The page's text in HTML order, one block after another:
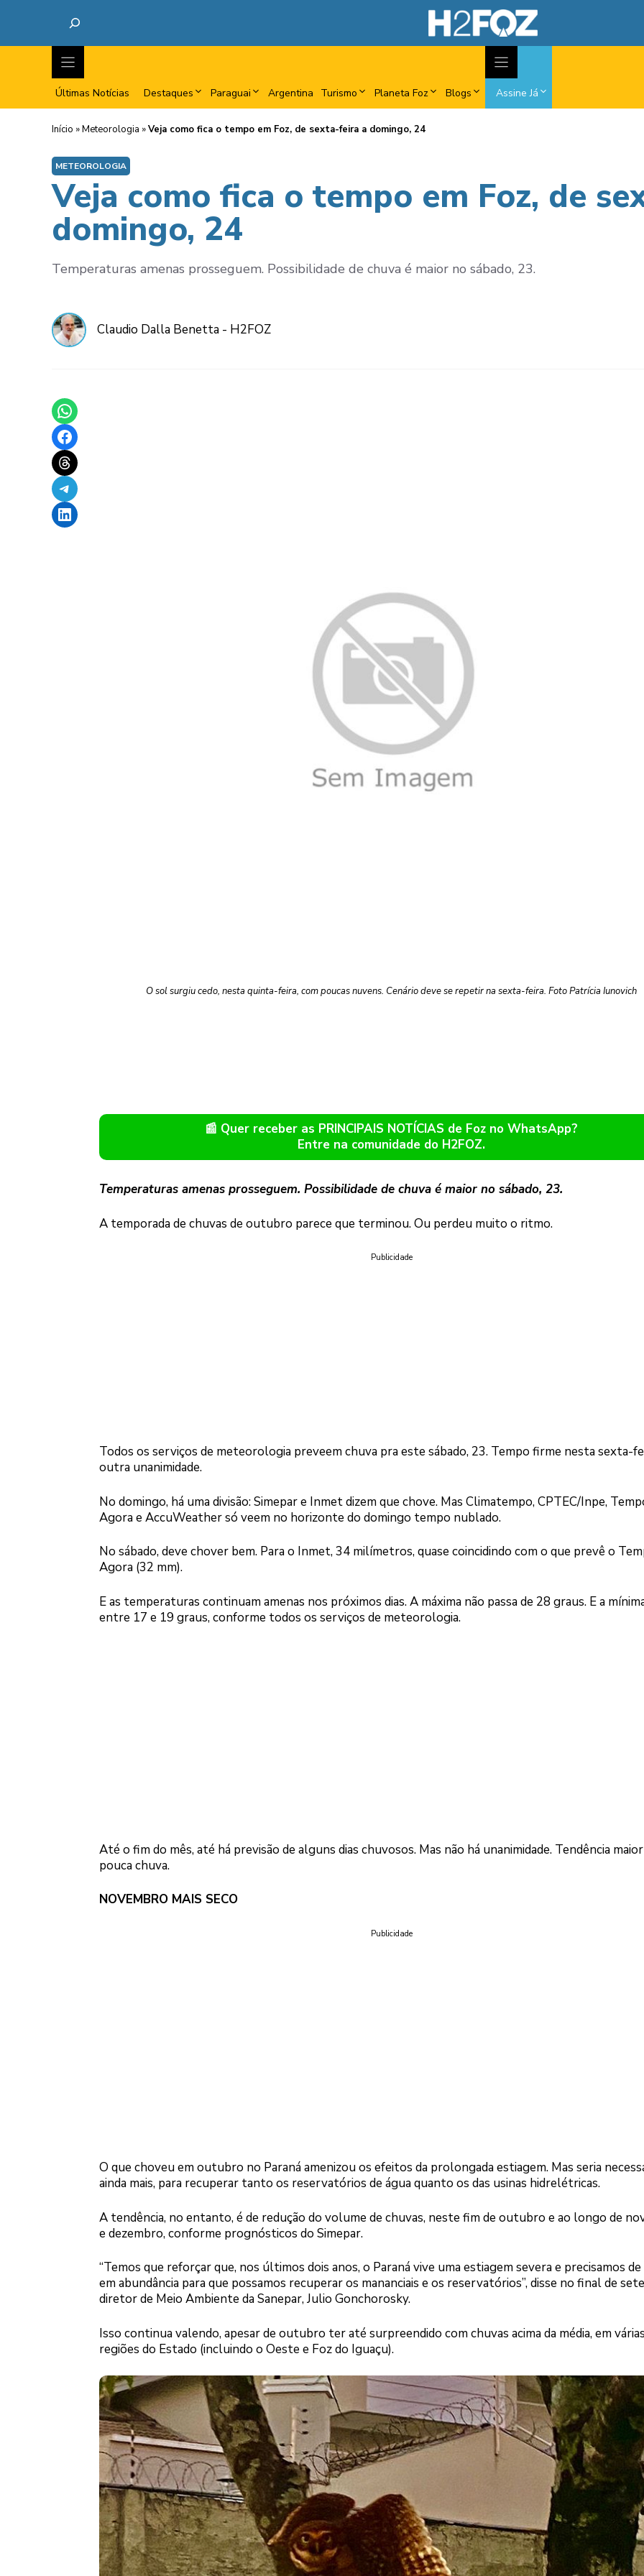
Últimas Notícias Destaques Paraguai Argentina Turismo Planeta Foz Blogs Assine Já
Início »Meteorologia »Veja como fica o tempo em Foz, de sexta-feira a domingo, 24
METEOROLOGIA
Veja como fica o tempo em Foz, de
domingo, 24
Temperaturas amenas prosseguem. Possibilidade de chuva é maior no sábado, 23.
Claudio Dalla Benetta - H2FOZ
Share on WhatsApp
Share on Facebook
Share on Threads
Share on Telegram
Share on LinkedIn
O sol surgiu cedo, nesta quinta-feira, com poucas nuvens. Cenário deve se repetir na sexta-feira. Foto Patrícia Iunovich
📰 Quer receber as PRINCIPAIS NOTÍCIAS de Foz no WhatsApp?
Entre na comunidade do H2FOZ.
Temperaturas amenas prosseguem. Possibilidade de chuva é maior no sábado, 23.
A temporada de chuvas de outubro parece que terminou. Ou perdeu muito o ritmo.
Publicidade
Todos os serviços de meteorologia preveem chuva pra este sábado, 23. Tempo firme nesta sexta-
outra unanimidade.
No domingo, há uma divisão: Simepar e Inmet dizem que chove. Mas Climatempo, CPTEC/Inpe,
Agora e AccuWeather só veem no horizonte do domingo tempo nublado.
No sábado, deve chover bem. Para o Inmet, 34 milímetros, quase coincidindo com o que prevê o
Agora (32 mm).
E as temperaturas continuam amenas nos próximos dias. A máxima não passa de 28 graus. E a
entre 17 e 19 graus, conforme todos os serviços de meteorologia.
Até o fim do mês, até há previsão de alguns dias chuvosos. Mas não há unanimidade. Tendência
pouca chuva.
NOVEMBRO MAIS SECO
Publicidade
O que choveu em outubro no Paraná amenizou os efeitos da prolongada estiagem. Mas seria
ainda mais, para recuperar tanto os reservatórios de água quanto os das usinas hidrelétricas.
A tendência, no entanto, é de redução do volume de chuvas, neste fim de outubro e ao longo de
e dezembro, conforme prognósticos do Simepar.
“Temos que reforçar que, nos últimos dois anos, o Paraná vive uma estiagem severa e precisamos de
em abundância para que possamos recuperar os mananciais e os reservatórios”, disse no final de
diretor de Meio Ambiente da Sanepar, Julio Gonchorosky.
Isso continua valendo, apesar de outubro ter até surpreendido com chuvas acima da média, em
regiões do Estado (incluindo o Oeste e Foz do Iguaçu).